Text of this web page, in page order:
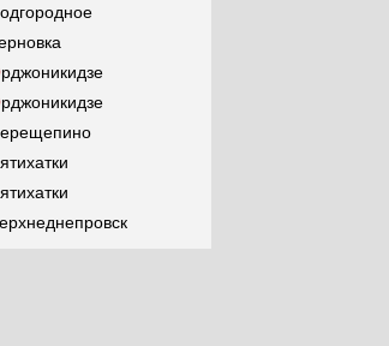
Подгородное
Орджоникидзе
Орджоникидзе
Перещепино
Пятихатки
Пятихатки
Верхнеднепровск